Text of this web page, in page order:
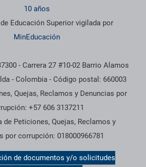
10 años
Educación Superior vigilada por
MinEducación
- Carrera 27 #10-02 Barrio Alamos
- Colombia - Código postal: 660003
Quejas, Reclamos y Denuncias por
+57 606 3137211
de Peticiones, Quejas, Reclamos y
por corrupción: 018000966781
de documentos y/o solicitudes